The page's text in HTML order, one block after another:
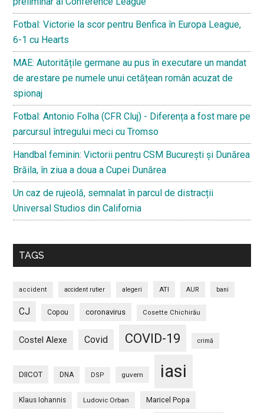
Fotbal: Victorie la scor pentru Benfica în Europa League,
6-1 cu Hearts
MAE: Autoritățile germane au pus în executare un mandat
de arestare pe numele unui cetățean român acuzat de
spionaj
Fotbal: Antonio Folha (CFR Cluj) - Diferența a fost mare pe
parcursul întregului meci cu Tromso
Handbal feminin: Victorii pentru CSM București și Dunărea
Brăila, în ziua a doua a Cupei Dunărea
Un caz de rujeolă, semnalat în parcul de distracții
Universal Studios din California
TAGS
accident accident rutier alegeri ATI AUR bani
CJ Copou coronavirus Cosette Chichirău
Costel Alexe Covid COVID-19 crimă
DIICOT DNA DSP guvern iasi
Klaus Iohannis Ludovic Orban Maricel Popa